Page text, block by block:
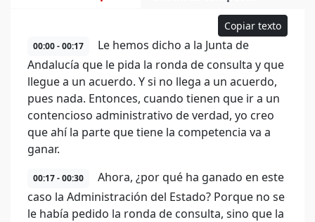
Copiar texto
00:00 - 00:17
Le hemos dicho a la Junta de
Andalucía que le pida la ronda de consulta y que
llegue a un acuerdo. Y si no llega a un acuerdo,
pues nada. Entonces, cuando tienen que ir a un
contencioso administrativo de verdad, yo creo
que ahí la parte que tiene la competencia va a
ganar.
00:17 - 00:30
Ahora, ¿por qué ha ganado en este
caso la Administración del Estado? Porque no se
le había pedido la ronda de consulta, sino que la